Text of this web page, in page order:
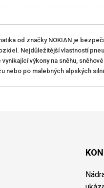
od značky NOKIAN je
Nejdůležitější vlastností
vynikající výkony na sněhu,
nebo po malebných alpských